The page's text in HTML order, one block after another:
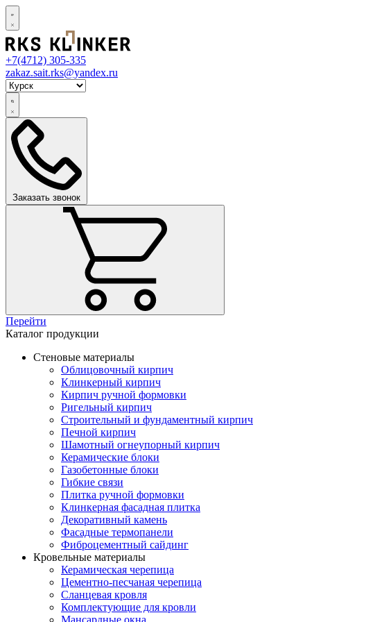
+7(4712) 305-335
zakaz.sait.rks@yandex.ru
Заказать звонок
Перейти
Каталог продукции
Стеновые материалы
Облицовочный кирпич
Клинкерный кирпич
Кирпич ручной формовки
Ригельный кирпич
Строительный и фундаментный кирпич
Печной кирпич
Шамотный огнеупорный кирпич
Керамические блоки
Газобетонные блоки
Гибкие связи
Плитка ручной формовки
Клинкерная фасадная плитка
Декоративный камень
Фасадные термопанели
Фиброцементный сайдинг
Кровельные материалы
Керамическая черепица
Цементно-песчаная черепица
Сланцевая кровля
Комплектующие для кровли
Мансардные окна